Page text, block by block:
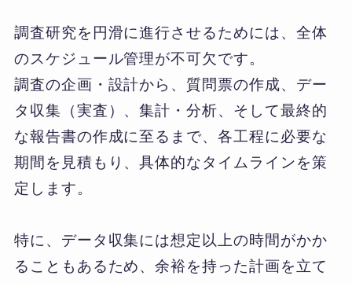
調査研究を円滑に進行させるためには、全体
のスケジュール管理が不可欠です。
調査の企画・設計から、質問票の作成、デー
タ収集（実査）、集計・分析、そして最終的
な報告書の作成に至るまで、各工程に必要な
期間を見積もり、具体的なタイムラインを策
定します。
特に、データ収集には想定以上の時間がかか
ることもあるため、余裕を持った計画を立て